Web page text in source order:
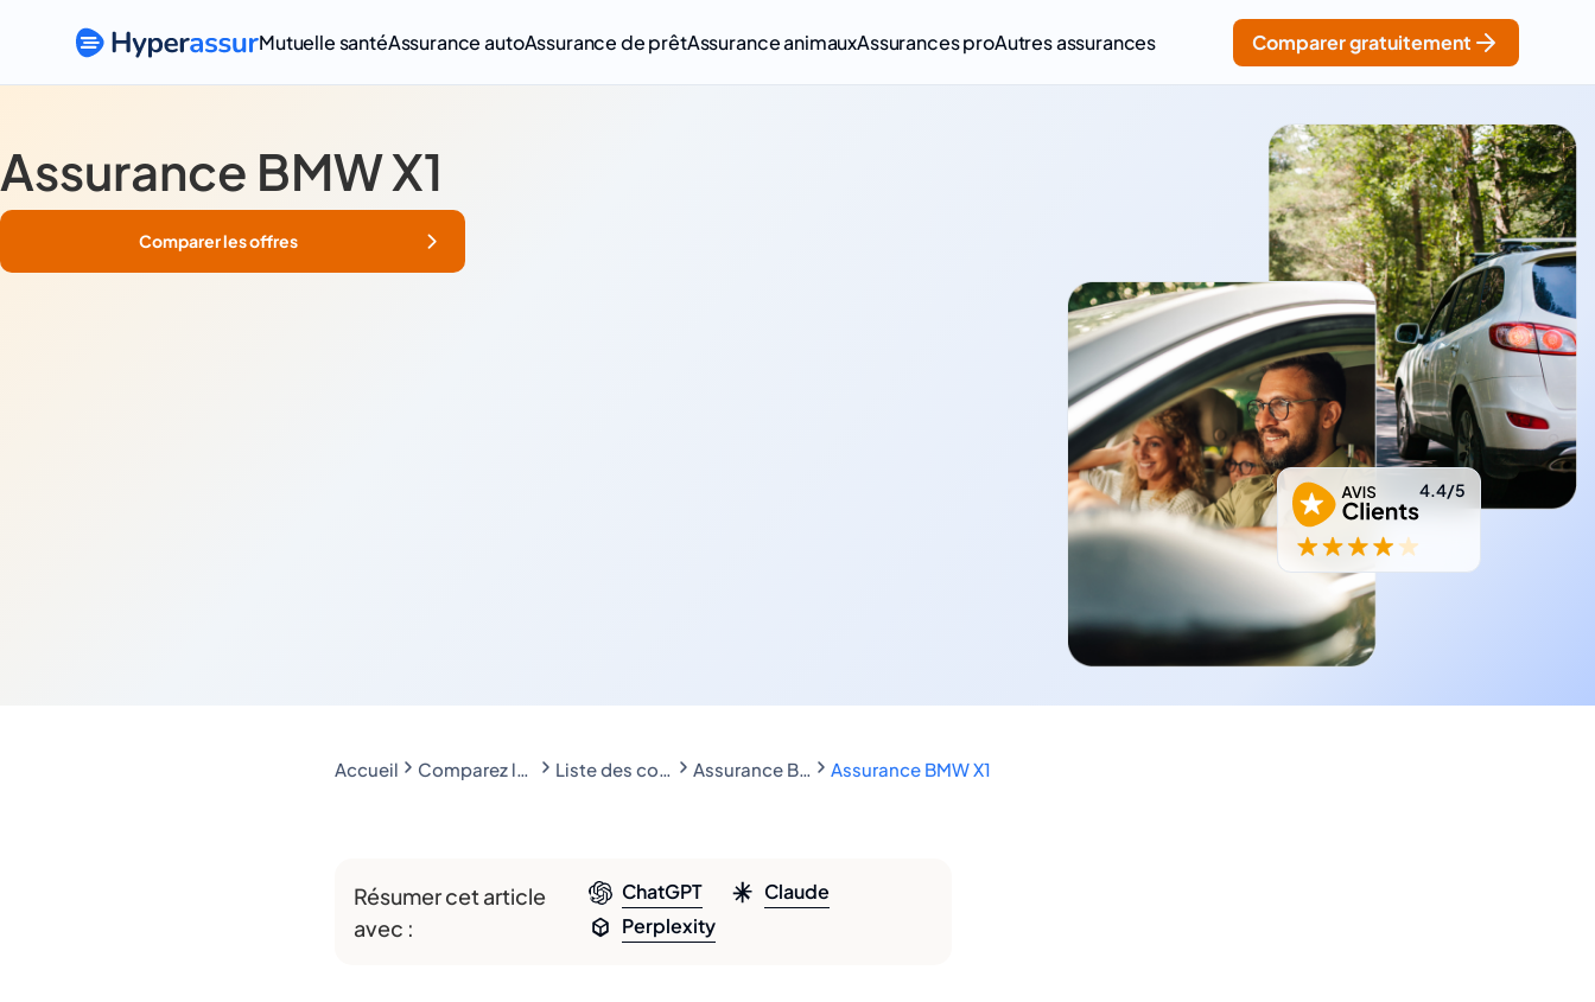
Mutuelle santéAssurance autoAssurance de prêtAssurance animauxAssurances proAutres assurances Comparer gratuitement
Assurance BMW X1
Comparer les offres
4.4/5
Accueil Comparez les assurances auto économisez jusqu'à 188€ Liste des constructeurs Automobiles Assurance BMW Assurance BMW X1
Résumer cet article
avec :
ChatGPT
Claude
Perplexity